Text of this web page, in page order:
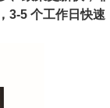
3-5 个工作日快速